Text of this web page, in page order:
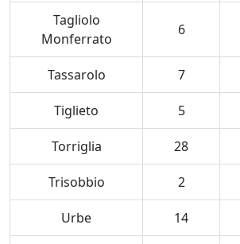
Tagliolo
Monferrato
6
Tassarolo 7
Tiglieto 5
Torriglia 28
Trisobbio 2
Urbe 14